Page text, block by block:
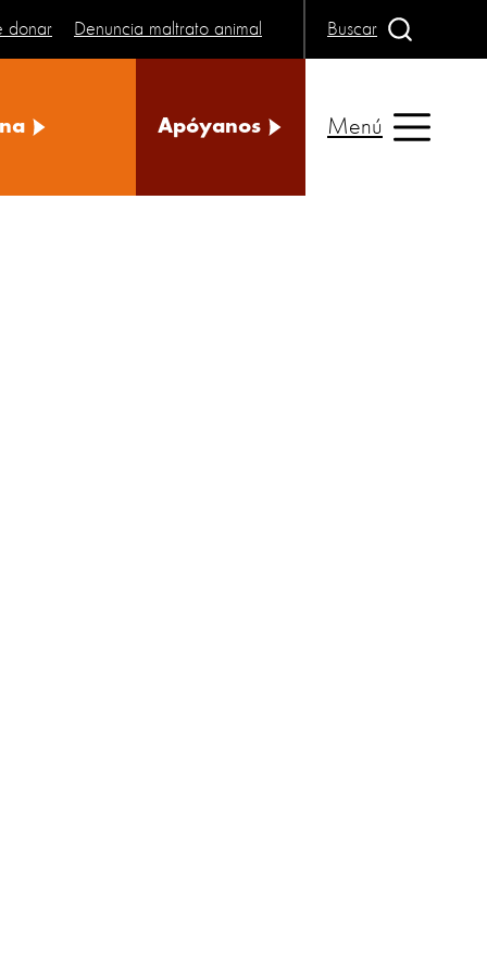
donar Denuncia maltrato animal Buscar
Apóyanos Menú